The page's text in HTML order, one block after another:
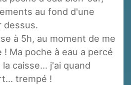
au fond d'une
dessus.
à 5h, au moment de me
! Ma poche à eau a percé
caisse... j'ai quand
trempé !